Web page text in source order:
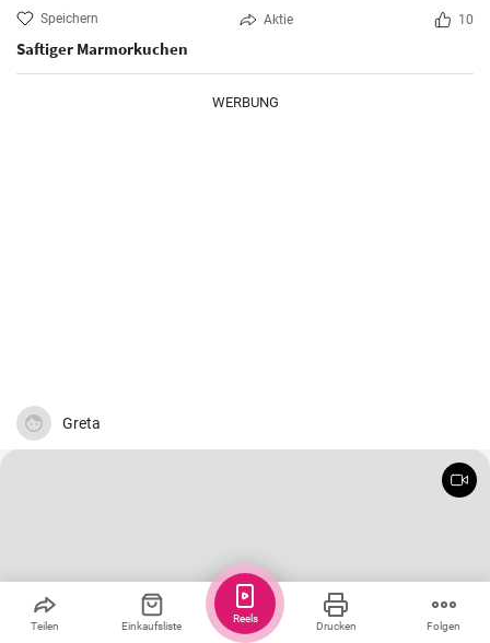
Speichern Aktie 10
Saftiger Marmorkuchen
WERBUNG
Greta
Teilen Einkaufsliste Drucken Folgen
Reels